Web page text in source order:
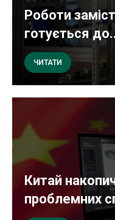
Роботи
готується
ЧИТАТИ
Китай
проблемних